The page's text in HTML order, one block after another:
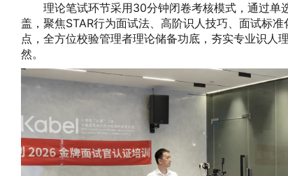
理论笔试环节采用30分钟闭卷考核模式，通过单
盖，聚焦STAR行为面试法、高阶识人技巧、面试标
点，全方位校验管理者理论储备功底，夯实专业识人
然。